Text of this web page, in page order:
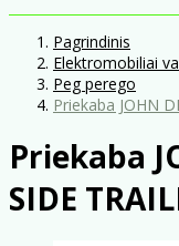
Pagrindinis
Elektromobiliai
Peg perego
Priekaba JOHN
Priekaba
SIDE